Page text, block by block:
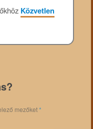
Közvetlen
mezőket*